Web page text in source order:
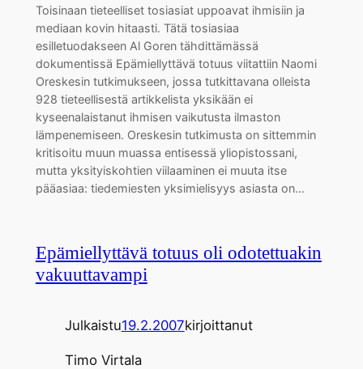
Toisinaan tieteelliset tosiasiat uppoavat ihmisiin ja
mediaan kovin hitaasti. Tätä tosiasiaa
esilletuodakseen Al Goren tähdittämässä
dokumentissä Epämiellyttävä totuus viitattiin Naomi
Oreskesin tutkimukseen, jossa tutkittavana olleista
928 tieteellisestä artikkelista yksikään ei
kyseenalaistanut ihmisen vaikutusta ilmaston
lämpenemiseen. Oreskesin tutkimusta on sittemmin
kritisoitu muun muassa entisessä yliopistossani,
mutta yksityiskohtien viilaaminen ei muuta itse
pääasiaa: tiedemiesten yksimielisyys asiasta on…
Epämiellyttävä totuus oli odotettuakin
vakuuttavampi
Julkaistu19.2.2007kirjoittanut
Timo Virtala